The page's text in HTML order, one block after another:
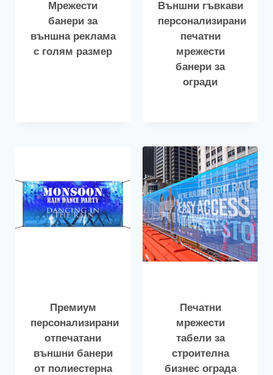
Мрежести
банери за
външна реклама
с голям размер
Външни гъвкави
персонализирани
печатни
мрежести
банери за
огради
Премиум
персонализирани
отпечатани
външни банери
от полиестерна
Печатни
мрежести
табели за
строителна
бизнес ограда